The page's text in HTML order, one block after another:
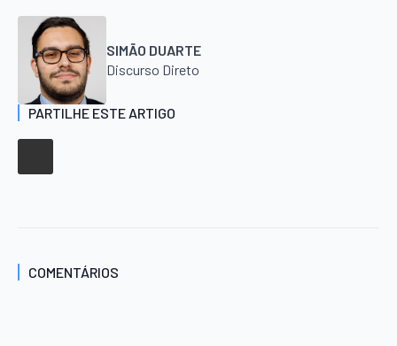
SIMÃO DUARTE
Discurso Direto
PARTILHE ESTE ARTIGO
COMENTÁRIOS